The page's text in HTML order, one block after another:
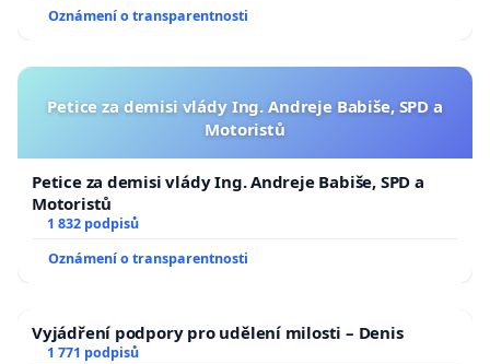
Oznámení o transparentnosti
Petice za demisi vlády Ing. Andreje Babiše, SPD a
Motoristů
Petice za demisi vlády Ing. Andreje Babiše, SPD a
Motoristů
1 832 podpisů
Oznámení o transparentnosti
Vyjádření podpory pro udělení milosti – Denis
1 771 podpisů